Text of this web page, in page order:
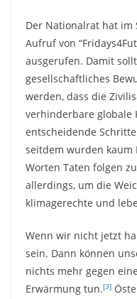
Der Nationalrat hat im
Aufruf von
ausgerufen. Damit
gesellschaftliches
werden, dass die
verhinderbare globale
entscheidende
seitdem wurden kaum
Worten Taten folgen
allerdings, um die
klimagerechte und
Wenn wir nicht jetzt
sein. Dann können
nichts mehr gegen
Erwärmung tun.[3]